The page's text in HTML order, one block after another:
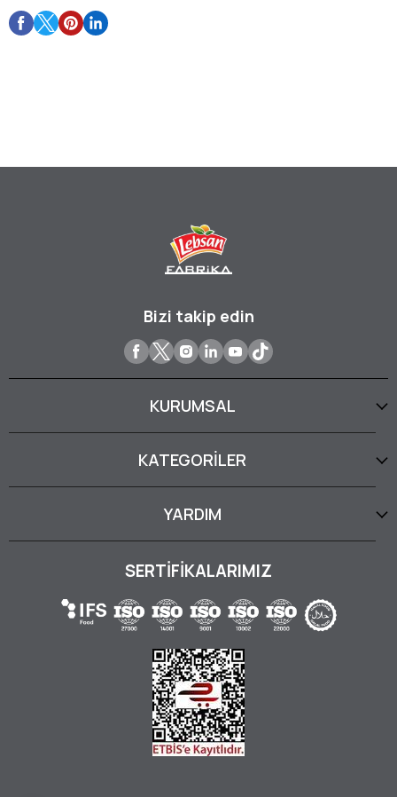
Bizi takip edin
KURUMSAL
KATEGORİLER
YARDIM
SERTİFİKALARIMIZ